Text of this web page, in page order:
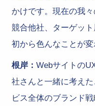
かけです。現在の我
競合他社、ターゲッ
初から色んなことが
根岸： Webサイトの
社さんと一緒に考え
ビス全体のブランド